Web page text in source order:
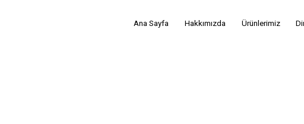
Ana Sayfa Hakkımızda Ürünlerimiz